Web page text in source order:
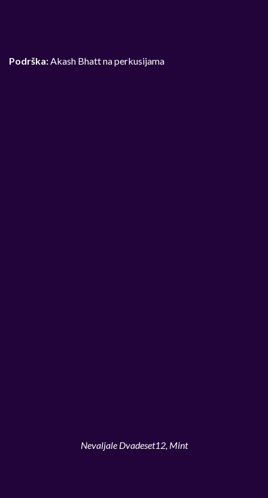
Podrška:Akash Bhatt na perkusijama
Nevaljale Dvadeset12, Mint